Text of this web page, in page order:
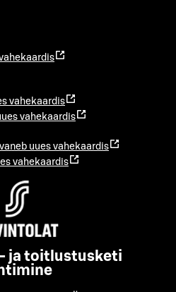
vahekaardis
vahekaardis
uues vahekaardis
vahekaardis
ja toitlustusketi